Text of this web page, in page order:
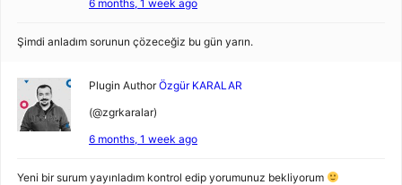
6 months, 1 week ago
Şimdi anladım sorunun çözeceğiz bu gün yarın.
Plugin Author Özgür KARALAR
(@zgrkaralar)
6 months, 1 week ago
Yeni bir surum yayınladım kontrol edip yorumunuz bekliyorum